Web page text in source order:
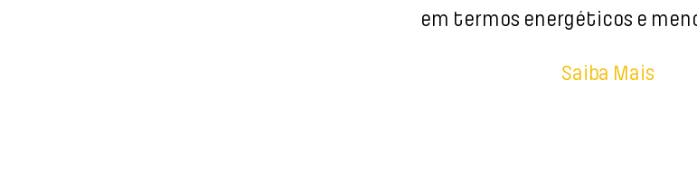
em termos energéticos e
Saiba Mais